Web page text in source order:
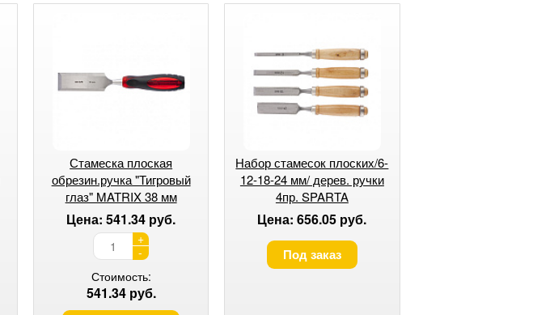
Стамеска плоская
обрезин.ручка "Тигровый
глаз" MATRIX 38 мм
Цена: 541.34 руб.
+
-
Стоимость:
541.34 руб.
Набор стамесок плоских/6-
12-18-24 мм/ дерев. ручки
4пр. SPARTA
Цена: 656.05 руб.
Под заказ